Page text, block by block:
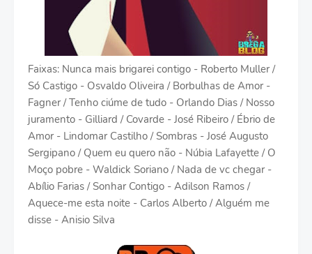
Faixas: Nunca mais brigarei contigo - Roberto Muller /
Só Castigo - Osvaldo Oliveira / Borbulhas de Amor -
Fagner / Tenho ciúme de tudo - Orlando Dias / Nosso
juramento - Gilliard / Covarde - José Ribeiro / Ébrio de
Amor - Lindomar Castilho / Sombras - José Augusto
Sergipano / Quem eu quero não - Núbia Lafayette / O
Moço pobre - Waldick Soriano / Nada de vc chegar -
Abílio Farias / Sonhar Contigo - Adilson Ramos /
Aquece-me esta noite - Carlos Alberto / Alguém me
disse - Anisio Silva